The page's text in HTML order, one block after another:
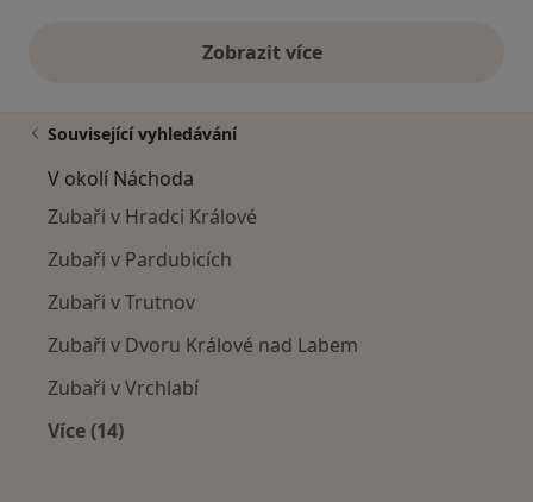
Zobrazit vícevýše uvedené názory
Související vyhledávání
V okolí Náchoda
Zubaři v Hradci Králové
Zubaři v Pardubicích
Zubaři v Trutnov
Zubaři v Dvoru Králové nad Labem
Zubaři v Vrchlabí
Více (14)